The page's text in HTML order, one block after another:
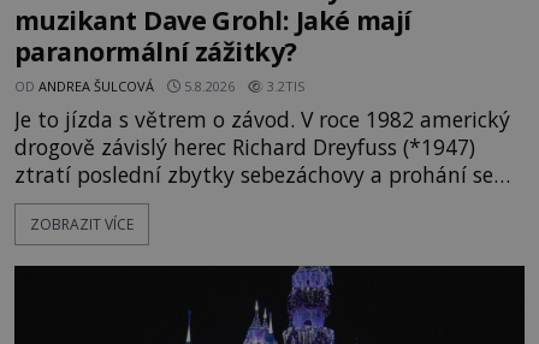
muzikant Dave Grohl: Jaké mají
paranormální zážitky?
OD ANDREA ŠULCOVÁ 5.8.2026 3.2TIS
Je to jízda s větrem o závod. V roce 1982 americký
drogově závislý herec Richard Dreyfuss (*1947)
ztratí poslední zbytky sebezáchovy a prohání se
po silnicích ve svém mercedesu jako utržený ze
řetězu. Vše vyvrcholí katastrofou, když to Dreyfuss
následně nalezne schovaný kokain. Tímto
momentem se slavnému
ZOBRAZIT VÍCE